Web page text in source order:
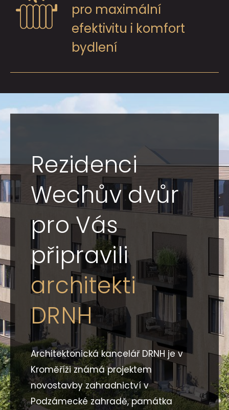
pro maximální
efektivitu i komfort
bydlení
Rezidenci
Wechův dvůr
pro Vás
připravili
architekti
DRNH
Architektonická kancelář DRNH je v
Kroměříži známá projektem
novostavby zahradnictví v
Podzámecké zahradě, památka